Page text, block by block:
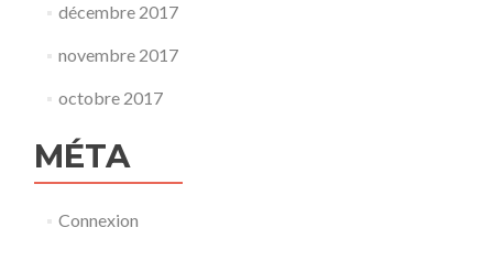
décembre 2017
novembre 2017
octobre 2017
MÉTA
Connexion